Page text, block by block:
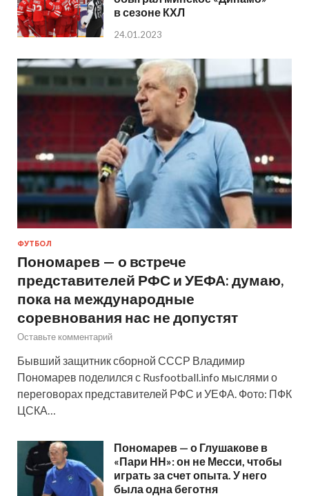
в сезоне КХЛ
24.01.2023
ФУТБОЛ
Пономарев — о встрече
представителей РФС и УЕФА: думаю,
пока на международные
соревнования нас не допустят
Оставьте комментарий
Бывший защитник сборной СССР Владимир
Пономарев поделился с Rusfootball.info мыслями о
переговорах представителей РФС и УЕФА. Фото: ПФК
ЦСКА…
Пономарев — о Глушакове в
«Пари НН»: он не Месси, чтобы
играть за счет опыта. У него
была одна беготня